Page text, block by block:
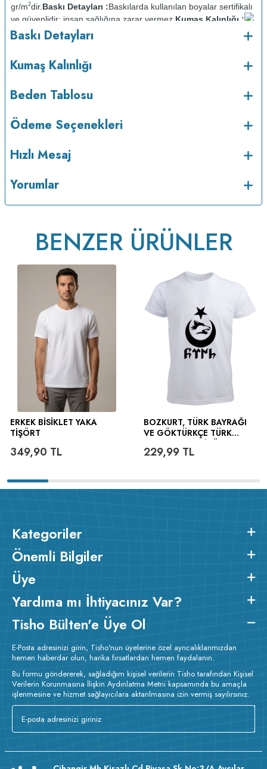
gr/m2dir. Baskı Detayları :Baskılarda kullanılan boyalar sertifikalı
ve güvenlidir; insan sağlığına zarar vermez. Kumaş Kalınlığı :
Bakım : Kısa programda maksimum 30
Kuru temizleme yapılmaz.
Baskı Detayları
Kumaş Kalınlığı
Beden Tablosu
Ödeme Seçenekleri
Hızlı Mesaj
Yorumlar
BENZER ÜRÜNLER
ERKEK BISIKLET YAKA
TIŞÖRT
349,90 TL
BOZKURT, TÜRK BAYRAĞI
VE GÖKTÜRKÇE TÜRK
229,99TL
Kategoriler
Önemli Bilgiler
Üye
Yardıma mı İhtiyacınız Var?
Tisho Bülten'e Üye Ol
E-Posta adresinizi girin, Tisho'nun üyelerine özel ayrıcalıklarımızdan
hemen haberdar olun, harika fırsatlardan hemen faydalanın.
Bu formu göndererek, sağladığım kişisel verilerin Tisho tarafından Kişisel
Verilerin Korunmasına İlişkin Aydınlatma Metni kapsamında bu amaçla
işlenmesine ve hizmet sağlayıcılara aktarılmasına izin vermiş sayılırsınız.